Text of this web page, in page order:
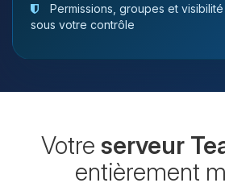
Permissions, groupes et
sous votre contrôle
Votre serveur
entièrement